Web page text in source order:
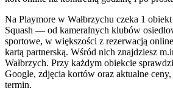
Na Playmore w Wałbrzychu czeka 1
Squash — od kameralnych klubów
sportowe, w większości z rezerwacją
kartą partnerską. Wśród nich znajdziesz
Wałbrzych. Przy każdym obiekcie
Google, zdjęcia kortów oraz aktualne
termin.